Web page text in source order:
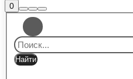
0Боковая
панель
магазина
Найти
Больше
информации
Главное
меню